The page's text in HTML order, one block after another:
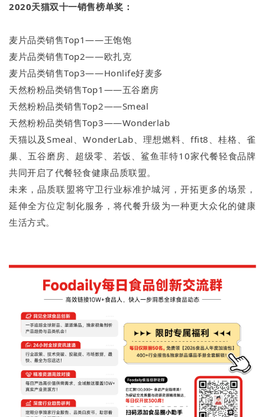
2020天猫双十一销售榜单奖：
麦片品类销售Top1——王饱饱
麦片品类销售Top2——欧扎克
麦片品类销售Top3——Honlife好麦多
天然粉粉品类销售Top1——五谷磨房
天然粉粉品类销售Top2——Smeal
天然粉粉品类销售Top3——Wonderlab
天猫以及Smeal、WonderLab、理想燃料、ffit8、桂格、雀
巢、五谷磨房、超级零、若饭、鲨鱼菲特10家代餐轻食品牌
共同开启了代餐轻食健康品质联盟。
未来，品质联盟将守卫行业标准护城河，开拓更多的场景，
延伸全方位定制化服务，将代餐升级为一种更大众化的健康
生活方式。